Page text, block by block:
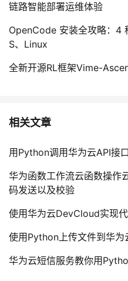
链路智能部署运维体验
OpenCode 安装全攻略：4
S、Linux
全新开源RL框架Vime-
相关文章
用Python调用华为云API接
华为函数工作流云函数操作
码发送以及校验
使用华为云DevCloud实现
使用Python上传文件到华为
华为云短信服务教你用